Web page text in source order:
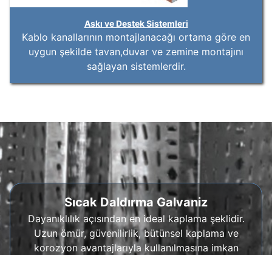
Askı ve Destek Sistemleri
Kablo kanallarının montajlanacağı ortama göre en
uygun şekilde tavan,duvar ve zemine montajını
sağlayan sistemlerdir.
Sıcak Daldırma Galvaniz
Dayanıklılık açısından en ideal kaplama şeklidir.
Uzun ömür, güvenilirlik, bütünsel kaplama ve
korozyon avantajlarıyla kullanılmasına imkan